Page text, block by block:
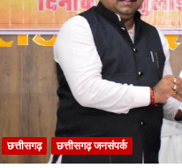
छत्तीसगढ़ छत्तीसगढ़ जनसंपर्क